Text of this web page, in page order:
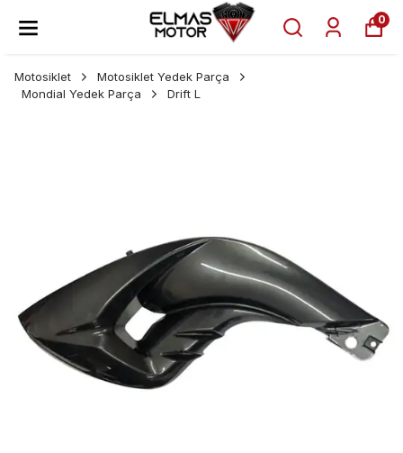
0
Motosiklet
Motosiklet Yedek Parça
Mondial Yedek Parça
Drift L